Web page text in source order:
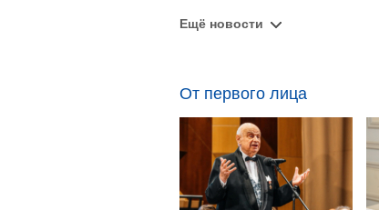
Ещё новости
От первого лица